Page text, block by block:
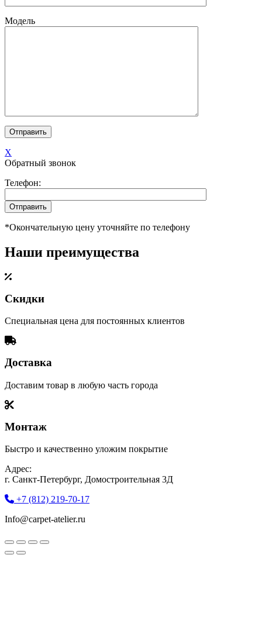
Модель
X
Обратный звонок
Телефон:
*Окончательную цену уточняйте по телефону
Наши преимущества
Скидки
Специальная цена для постоянных клиентов
Доставка
Доставим товар в любую часть города
Монтаж
Быстро и качественно уложим покрытие
Адрес:
г. Санкт-Петербург, Домостроительная 3Д
+7 (812) 219-70-17
Info@carpet-atelier.ru